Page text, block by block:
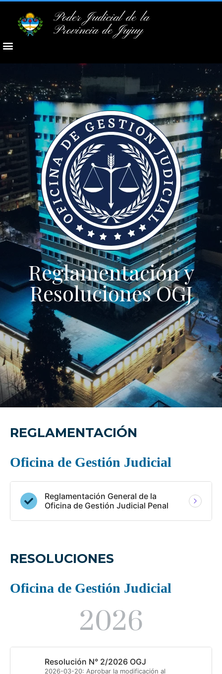
Poder Judicial de la
Provincia de Jujuy
Reglamentación y
Resoluciones OGJ
REGLAMENTACIÓN
Oficina de Gestión Judicial
Reglamentación General de la
Oficina de Gestión Judicial Penal
RESOLUCIONES
Oficina de Gestión Judicial
2026
Resolución N° 2/2026 OGJ
2026-03-20: Aprobar la modificación al